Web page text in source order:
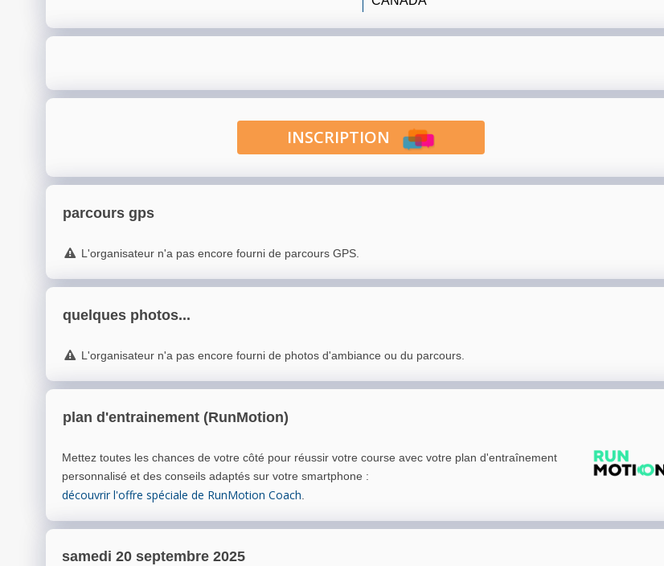
INSCRIPTION
parcours gps
L'organisateur n'a pas encore fourni de parcours GPS.
quelques photos...
L'organisateur n'a pas encore fourni de photos d'ambiance ou du parcours.
plan d'entrainement (RunMotion)
Mettez toutes les chances de votre côté pour réussir votre course avec votre plan d'entraînement
personnalisé et des conseils adaptés sur votre smartphone :
découvrir l'offre spéciale de RunMotion Coach.
samedi 20 septembre 2025